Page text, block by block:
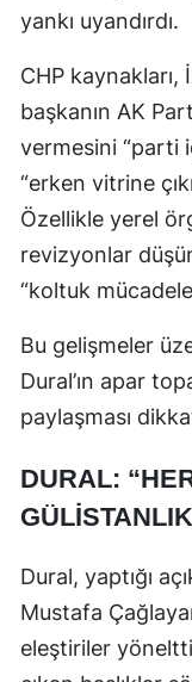
yankı uyandırdı.
CHP kaynakları,
başkanın AK
vermesini “parti
“erken vitrine
Özellikle yerel
revizyonlar
“koltuk
Bu gelişmeler
Dural’ın apar
paylaşması
DURAL:
Dural, yaptığı
Mustafa
eleştiriler